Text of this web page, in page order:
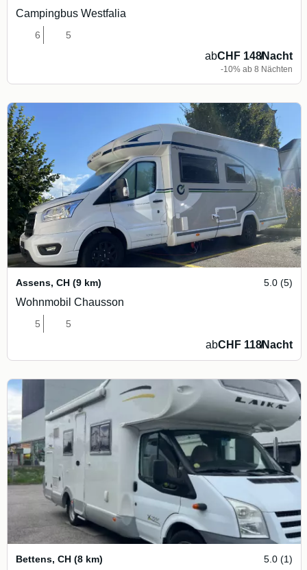
Campingbus Westfalia
6 5
abCHF 148/Nacht
-10% ab 8 Nächten
Assens, CH (9 km) 5.0 (5)
Wohnmobil Chausson
5 5
abCHF 118/Nacht
Bettens, CH (8 km) 5.0 (1)